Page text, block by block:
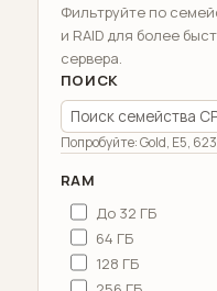
Фильтруйте по
и RAID для более
сервера.
ПОИСК
Попробуйте: Gold, E5,
RAM
До 32 ГБ
64 ГБ
128 ГБ